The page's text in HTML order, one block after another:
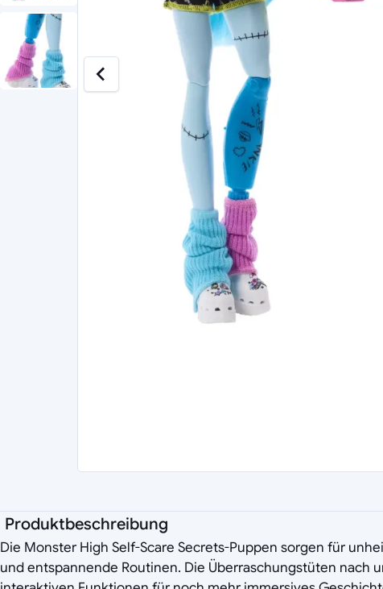
Produktbeschreibung
Die Monster High Self-Scare Secrets-Puppen sorgen für
und entspannende Routinen. Die Überraschungstüten